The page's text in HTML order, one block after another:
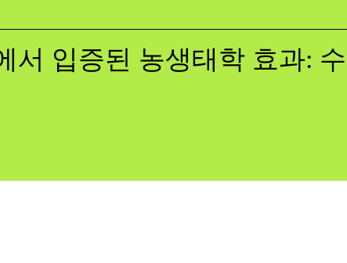
서 입증된 농생태학 효과: